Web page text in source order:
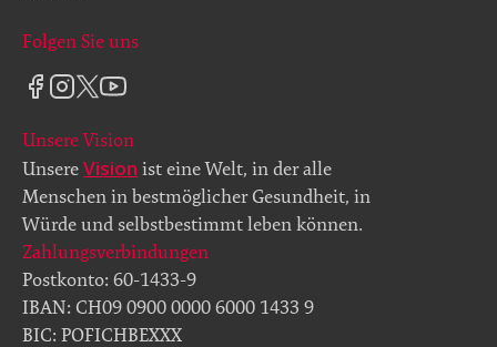
Folgen Sie uns
Unsere Vision
Unsere Vision ist eine Welt, in der alle
Menschen in bestmöglicher Gesundheit, in
Würde und selbstbestimmt leben können.
Zahlungsverbindungen
Postkonto: 60-1433-9
IBAN: CH09 0900 0000 6000 1433 9
BIC: POFICHBEXXX